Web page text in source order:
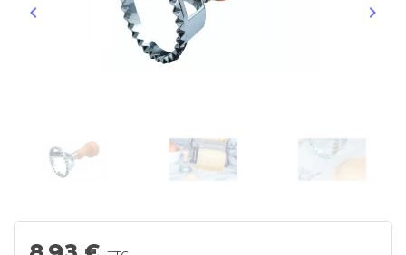
Précédent
keyboard_arrow_left keyboard_arrow_right